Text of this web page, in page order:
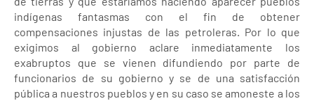
indígenas fantasmas con el fin de obtener
compensaciones injustas de las petroleras. Por lo que
exigimos al gobierno aclare inmediatamente los
exabruptos que se vienen difundiendo por parte de
funcionarios de su gobierno y se de una satisfacción
pública a nuestros pueblos y en su caso se amoneste a los